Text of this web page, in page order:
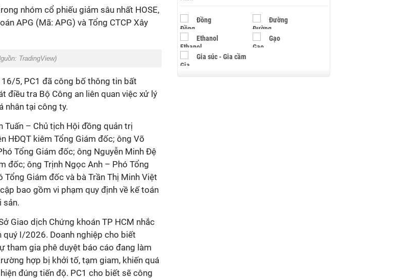
nhóm cổ phiếu giảm sâu nhất HOSE,
APG (Mã: APG) và Tổng CTCP Xây
TradingView)
5, PC1 đã công bố thông tin bất
điều tra Bộ Công an liên quan việc xử lý
nhân tại công ty.
Tuấn – Chủ tịch Hội đồng quản trị
HĐQT kiêm Tổng Giám đốc; ông Võ
Tổng Giám đốc; ông Nguyễn Minh Đệ
đốc; ông Trịnh Ngọc Anh – Phó Tổng
Giám đốc và bà Trần Thị Minh Việt
bao gồm vi phạm quy định về kế toán
sản.
Giao dịch Chứng khoán TP HCM nhắc
I/2026. Doanh nghiệp cho biết
tham gia phê duyệt báo cáo đang làm
hợp bị khởi tố, tạm giam, khiến quá
đúng tiến độ. PC1 cho biết sẽ công
Đồng Đường
Ethanol Gạo
Gia súc - Gia cầm